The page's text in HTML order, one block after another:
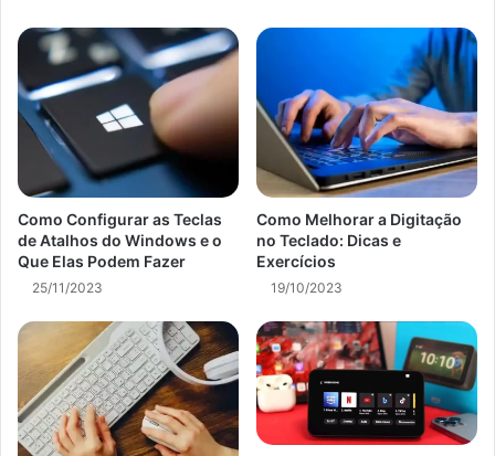
Como Configurar as Teclas
de Atalhos do Windows e o
Que Elas Podem Fazer
25/11/2023
Como Melhorar a Digitação
no Teclado: Dicas e
Exercícios
19/10/2023